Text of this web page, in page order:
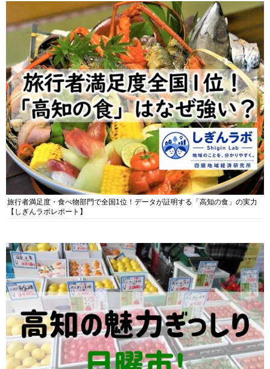
旅行者満足度・食べ物部門で全国1位！データが証明する「高知の食」の実力
【しぎんラボレポート】